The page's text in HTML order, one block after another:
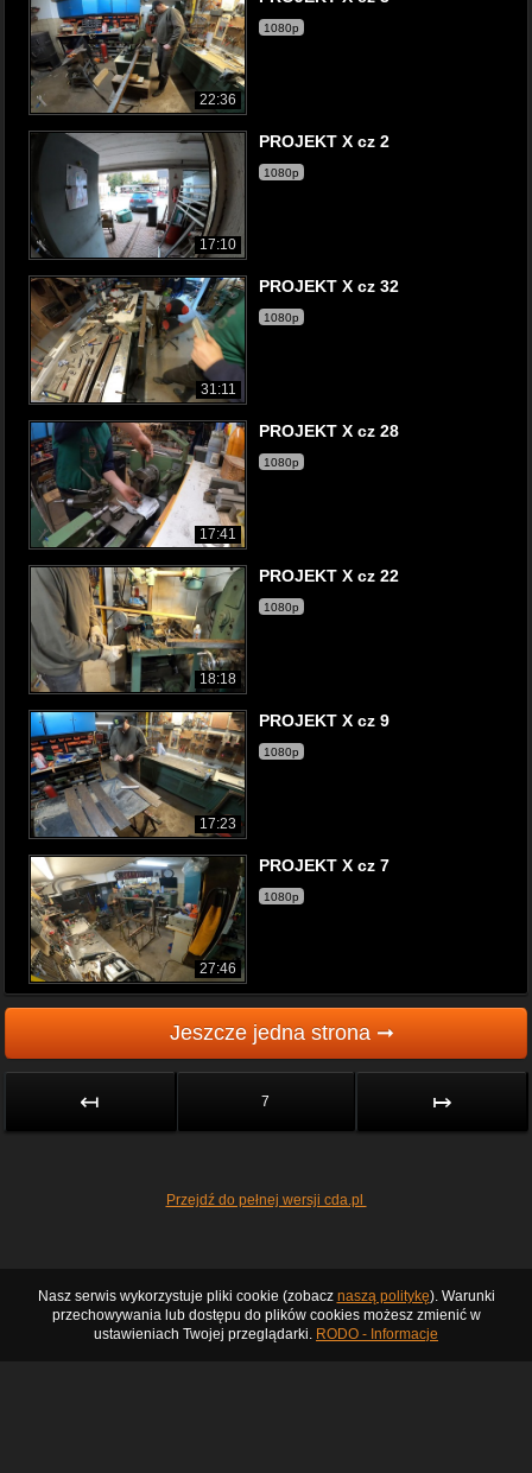
22:36
1080p
17:10
PROJEKT X cz 2
1080p
31:11
PROJEKT X cz 32
1080p
17:41
PROJEKT X cz 28
1080p
18:18
PROJEKT X cz 22
1080p
17:23
PROJEKT X cz 9
1080p
27:46
PROJEKT X cz 7
1080p
Jeszcze jedna strona ➞
↤ 7 ↦
Przejdź do pełnej wersji cda.pl
Nasz serwis wykorzystuje pliki cookie (zobacz naszą politykę). Warunki
przechowywania lub dostępu do plików cookies możesz zmienić w
ustawieniach Twojej przeglądarki. RODO - Informacje